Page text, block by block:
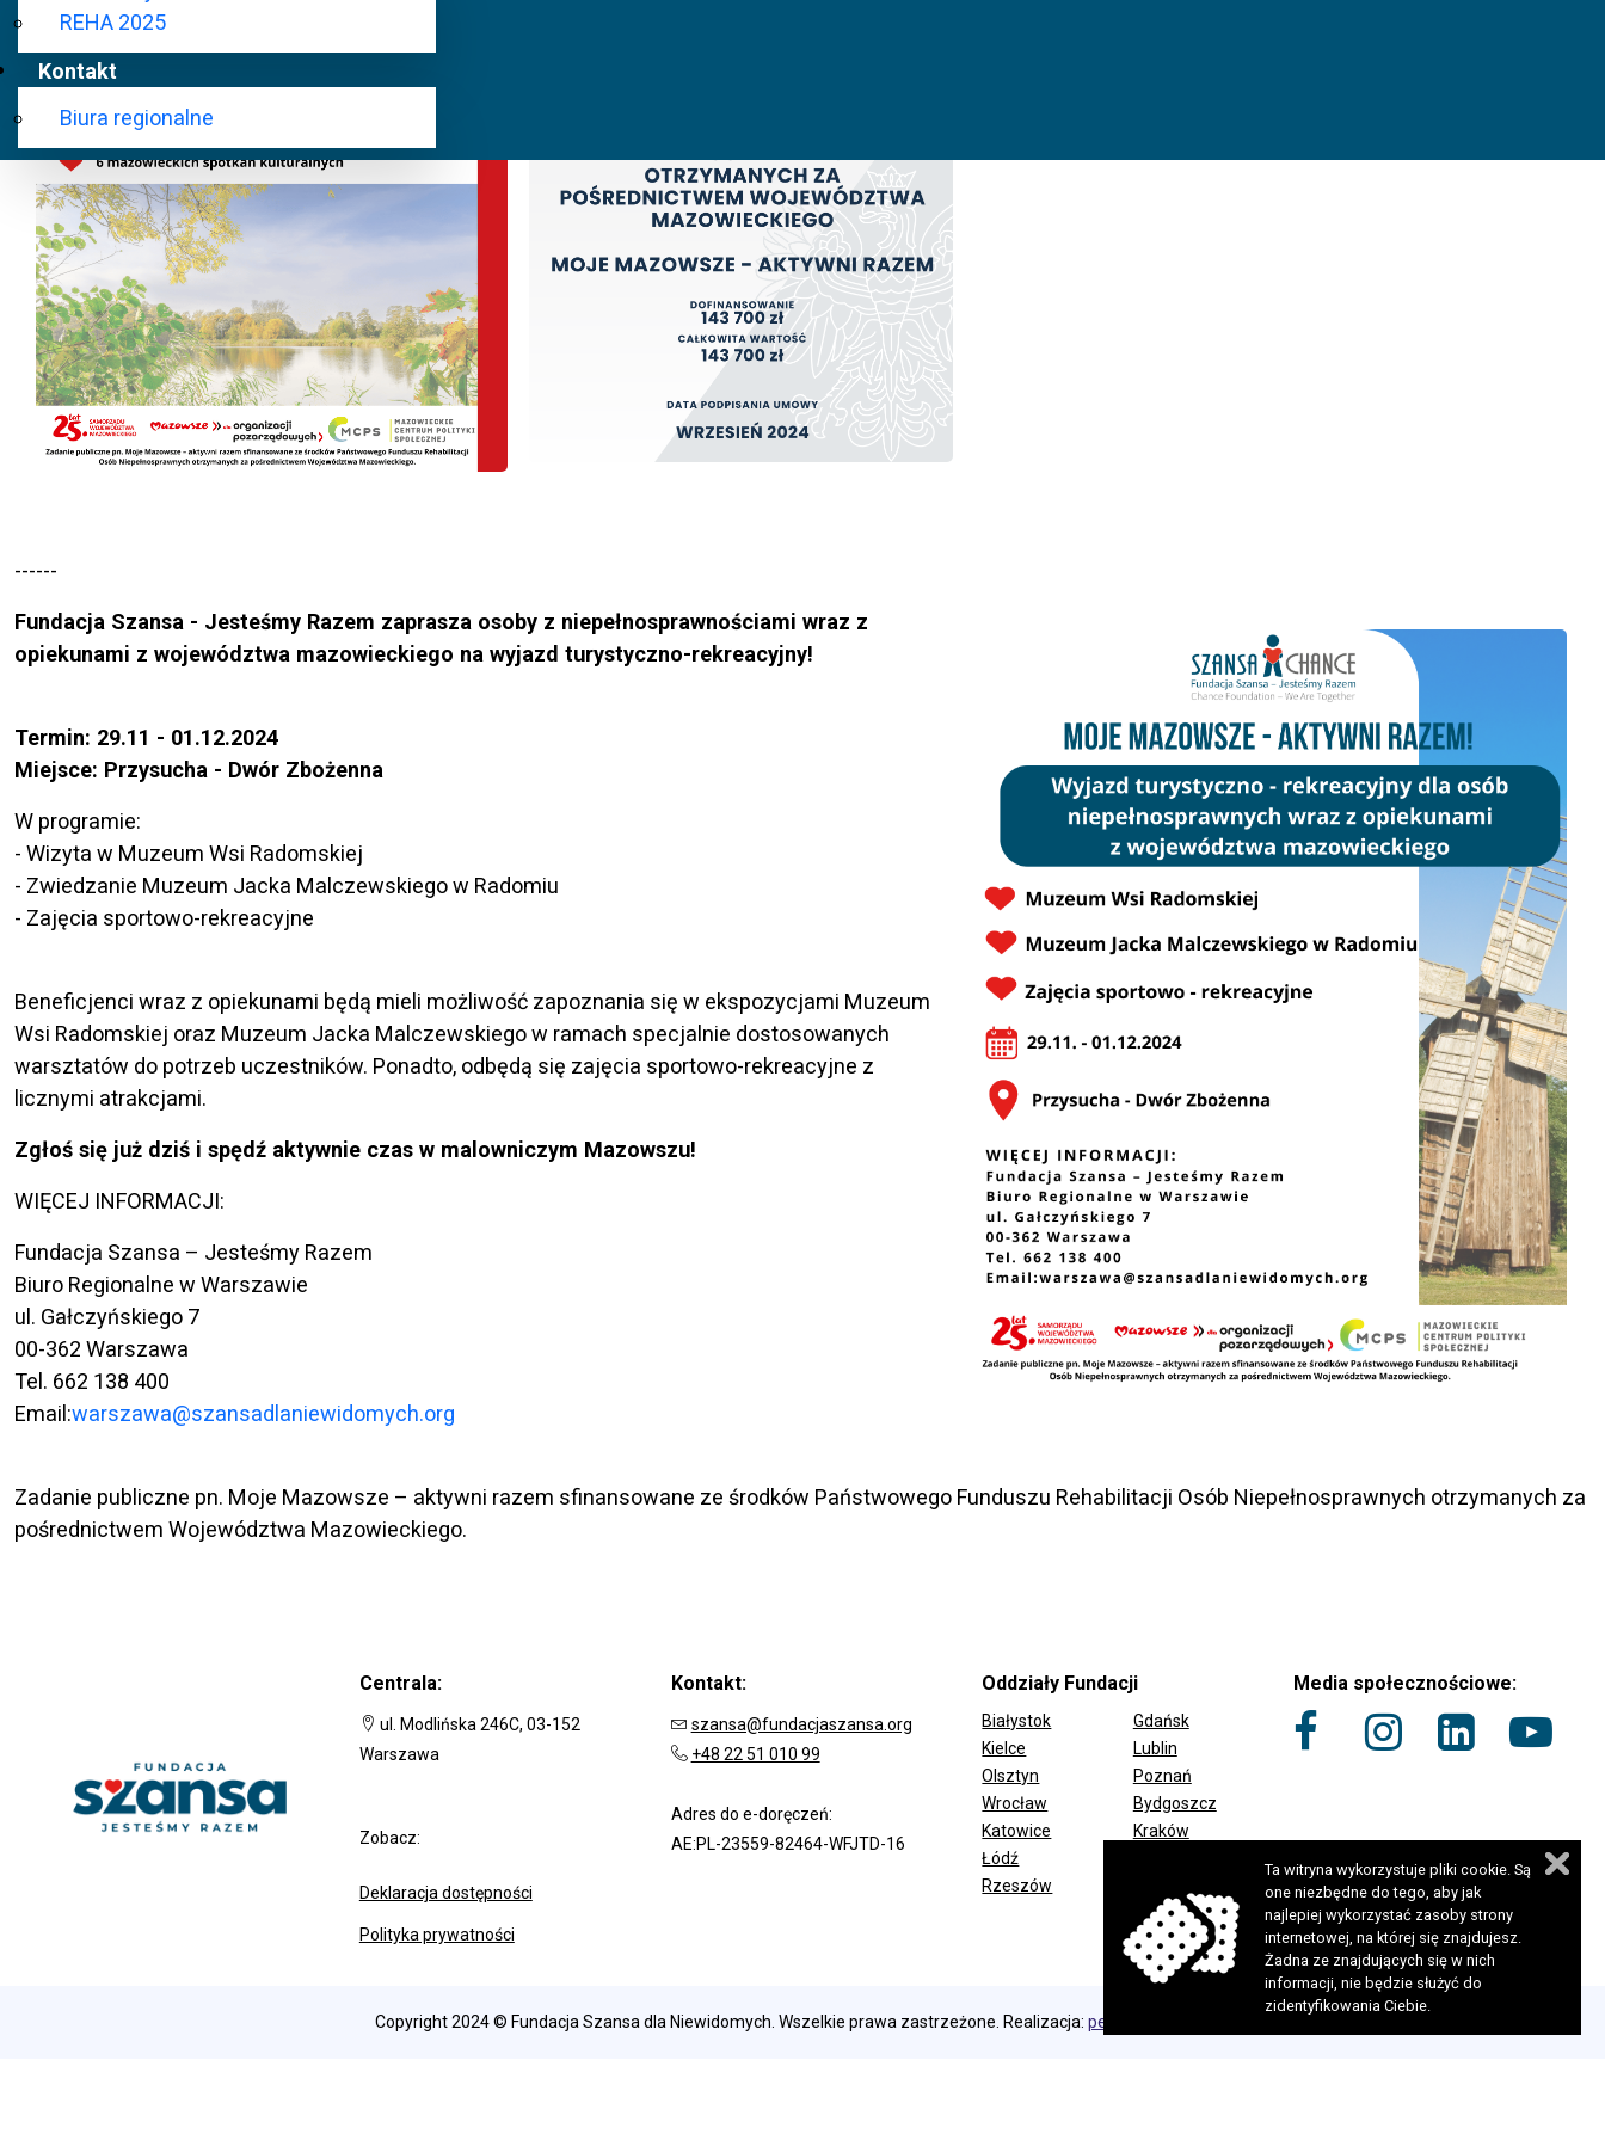
REHA 2025
Kontakt
Biura regionalne
------
Fundacja Szansa - Jesteśmy Razem zaprasza osoby z niepełnosprawnościami wraz z
opiekunami z województwa mazowieckiego na wyjazd turystyczno-rekreacyjny!
Termin: 29.11 - 01.12.2024
Miejsce: Przysucha - Dwór Zbożenna
W programie:
- Wizyta w Muzeum Wsi Radomskiej
- Zwiedzanie Muzeum Jacka Malczewskiego w Radomiu
- Zajęcia sportowo-rekreacyjne
Beneficjenci wraz z opiekunami będą mieli możliwość zapoznania się w ekspozycjami Muzeum
Wsi Radomskiej oraz Muzeum Jacka Malczewskiego w ramach specjalnie dostosowanych
warsztatów do potrzeb uczestników. Ponadto, odbędą się zajęcia sportowo-rekreacyjne z
licznymi atrakcjami.
Zgłoś się już dziś i spędź aktywnie czas w malowniczym Mazowszu!
WIĘCEJ INFORMACJI:
Fundacja Szansa – Jesteśmy Razem
Biuro Regionalne w Warszawie
ul. Gałczyńskiego 7
00-362 Warszawa
Tel. 662 138 400
Email:warszawa@szansadlaniewidomych.org
Zadanie publiczne pn. Moje Mazowsze – aktywni razem sfinansowane ze środków Państwowego Funduszu Rehabilitacji Osób Niepełnosprawnych otrzymanych za
pośrednictwem Województwa Mazowieckiego.
Centrala:
ul. Modlińska 246C, 03-152
Warszawa
Zobacz:
Deklaracja dostępności
Polityka prywatności
Kontakt:
szansa@fundacjaszansa.org
+48 22 51 010 99
Adres do e-doręczeń:
AE:PL-23559-82464-WFJTD-16
Oddziały Fundacji
ODDZIAŁY FUNDACJI
Białystok
Gdańsk
Kielce
Lublin
Olsztyn
Poznań
Wrocław
Bydgoszcz
Katowice
Kraków
Łódź
Rzeszów
Media społecznościowe:
Copyright 2024 © Fundacja Szansa dla Niewidomych. Wszelkie prawa zastrzeżone. Realizacja: perfekcyjneStrony.pl
Ta witryna wykorzystuje pliki cookie. Są
one niezbędne do tego, aby jak
najlepiej wykorzystać zasoby strony
internetowej, na której się znajdujesz.
Żadna ze znajdujących się w nich
informacji, nie będzie służyć do
zidentyfikowania Ciebie.